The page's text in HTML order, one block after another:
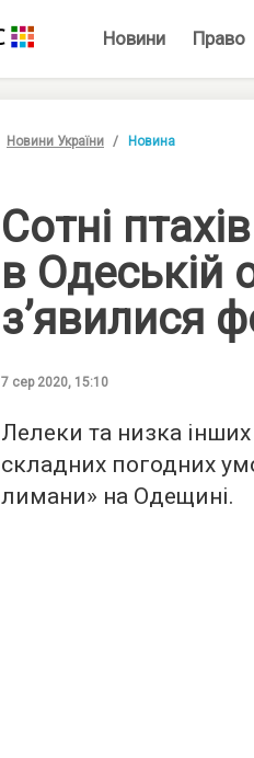
Новини Право
Новини України Новина
Сотні
в Одеській
з’явилися
7 сер 2020, 15:10
Лелеки та низка
складних погодних
лимани» на Одещині.